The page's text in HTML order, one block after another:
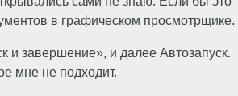
в графическом просмотрщике.
и завершение», и далее Автозапуск.
мне не подходит.